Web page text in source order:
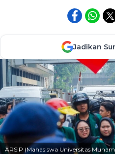
Jadikan
ARSIP (Mahasiswa Universitas